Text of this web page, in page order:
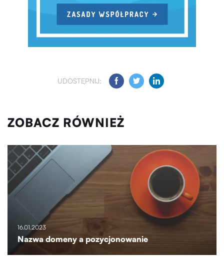
UDOSTĘPNIJ:
ZOBACZ RÓWNIEŻ
16.01.2023
Nazwa domeny a pozycjonowanie